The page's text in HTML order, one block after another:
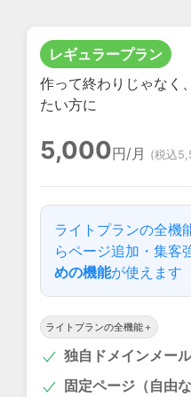
レギュラープラン
作って終わりじゃなく
たい方に
5,000円/月 (税込
ライトプランの全機
らページ追加・集客
めの機能が使えます
ライトプランの全機能＋
独自ドメインメー
固定ページ（自由